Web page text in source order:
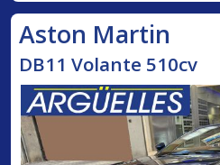
Aston Martin
DB11 Volante 510cv